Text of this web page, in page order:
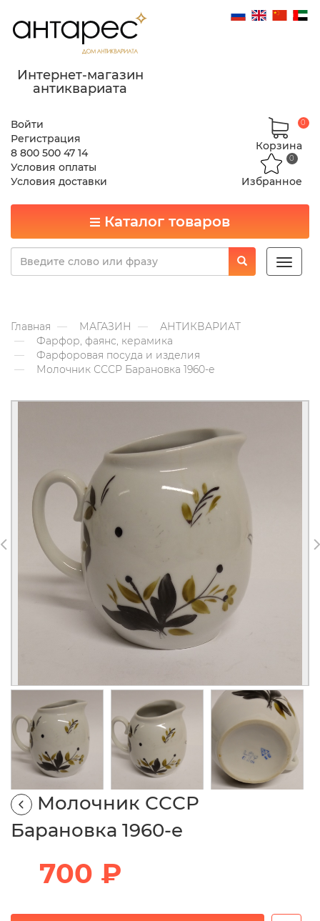
Интернет-магазин
антиквариата
Войти
Регистрация
8 800 500 47 14
Условия оплаты
Условия доставки
Корзина
0
Избранное
0
Каталог товаров
Toggle
Главная МАГАЗИН
АНТИКВАРИАТ
Фарфор, фаянс, керамика
Фарфоровая посуда и изделия
Молочник СССР Барановка 1960-е
Молочник СССР
Барановка 1960-е
700 ₽